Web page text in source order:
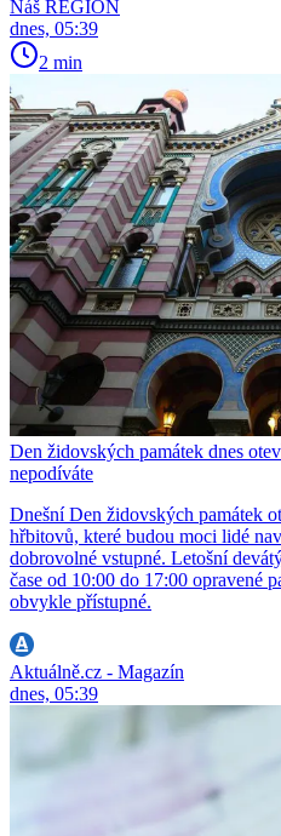
Náš REGION
dnes, 05:39
2 min
Den židovských památek dnes
nepodíváte
Dnešní Den židovských památek
hřbitovů, které budou moci lidé
dobrovolné vstupné. Letošní
čase od 10:00 do 17:00 opravené
obvykle přístupné.
Aktuálně.cz - Magazín
dnes, 05:39